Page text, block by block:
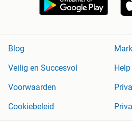
Blog
Veilig en Succesvol
Voorwaarden
Cookiebeleid